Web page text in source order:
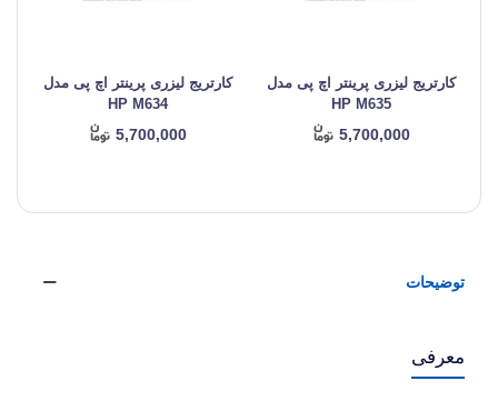
کارتریج لیزری پرینتر اچ پی مدل
HP M635
5,700,000
کارتریج لیزری پرینتر اچ پی مدل
HP M634
5,700,000
توضیحات
معرفی